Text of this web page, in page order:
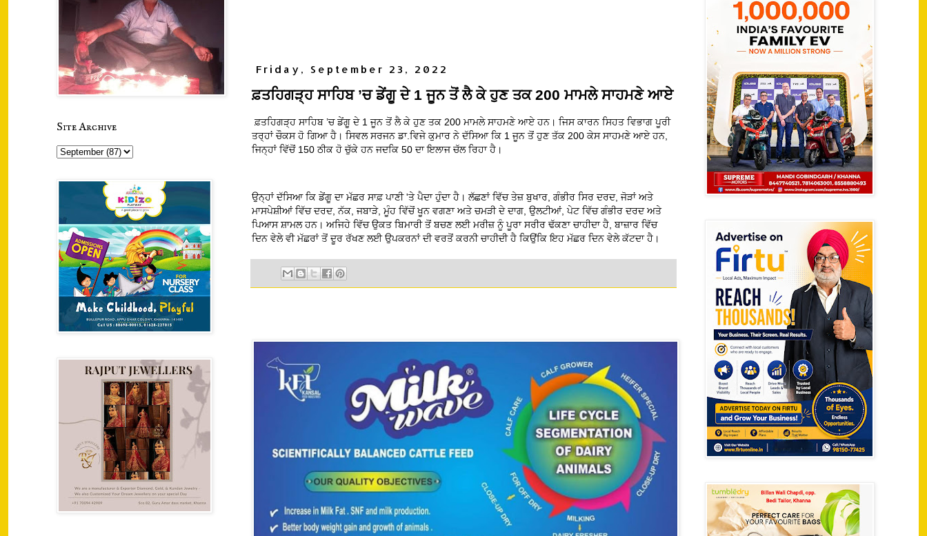
Friday, September 23, 2022
ਫ਼ਤਹਿਗੜ੍ਹ ਸਾਹਿਬ ’ਚ ਡੇਂਗੂ ਦੇ 1 ਜੂਨ ਤੋਂ ਲੈ ਕੇ ਹੁਣ ਤਕ 200 ਮਾਮਲੇ ਸਾਹਮਣੇ ਆਏ
ਫ਼ਤਹਿਗੜ੍ਹ ਸਾਹਿਬ ’ਚ ਡੇਂਗੂ ਦੇ 1 ਜੂਨ ਤੋਂ ਲੈ ਕੇ ਹੁਣ ਤਕ 200 ਮਾਮਲੇ ਸਾਹਮਣੇ ਆਏ ਹਨ। ਜਿਸ ਕਾਰਨ ਸਿਹਤ ਵਿਭਾਗ ਪੂਰੀ
ਤਰ੍ਹਾਂ ਚੌਕਸ ਹੋ ਗਿਆ ਹੈ। ਸਿਵਲ ਸਰਜਨ ਡਾ.ਵਿਜੇ ਕੁਮਾਰ ਨੇ ਦੱਸਿਆ ਕਿ 1 ਜੂਨ ਤੋਂ ਹੁਣ ਤੱਕ 200 ਕੇਸ ਸਾਹਮਣੇ ਆਏ ਹਨ,
ਜਿਨ੍ਹਾਂ ਵਿੱਚੋਂ 150 ਠੀਕ ਹੋ ਚੁੱਕੇ ਹਨ ਜਦਕਿ 50 ਦਾ ਇਲਾਜ ਚੱਲ ਰਿਹਾ ਹੈ।
ਉਨ੍ਹਾਂ ਦੱਸਿਆ ਕਿ ਡੇਂਗੂ ਦਾ ਮੱਛਰ ਸਾਫ਼ ਪਾਣੀ 'ਤੇ ਪੈਦਾ ਹੁੰਦਾ ਹੈ। ਲੱਛਣਾਂ ਵਿੱਚ ਤੇਜ਼ ਬੁਖਾਰ, ਗੰਭੀਰ ਸਿਰ ਦਰਦ, ਜੋੜਾਂ ਅਤੇ
ਮਾਸਪੇਸ਼ੀਆਂ ਵਿੱਚ ਦਰਦ, ਨੱਕ, ਜਬਾੜੇ, ਮੂੰਹ ਵਿੱਚੋਂ ਖੂਨ ਵਗਣਾ ਅਤੇ ਚਮੜੀ ਦੇ ਦਾਗ, ਉਲਟੀਆਂ, ਪੇਟ ਵਿੱਚ ਗੰਭੀਰ ਦਰਦ ਅਤੇ
ਪਿਆਸ ਸ਼ਾਮਲ ਹਨ। ਅਜਿਹੇ ਵਿੱਚ ਉਕਤ ਬਿਮਾਰੀ ਤੋਂ ਬਚਣ ਲਈ ਮਰੀਜ਼ ਨੂੰ ਪੂਰਾ ਸਰੀਰ ਢੱਕਣਾ ਚਾਹੀਦਾ ਹੈ, ਬਾਜ਼ਾਰ ਵਿੱਚ
ਦਿਨ ਵੇਲੇ ਵੀ ਮੱਛਰਾਂ ਤੋਂ ਦੂਰ ਰੱਖਣ ਲਈ ਉਪਕਰਨਾਂ ਦੀ ਵਰਤੋਂ ਕਰਨੀ ਚਾਹੀਦੀ ਹੈ ਕਿਉਂਕਿ ਇਹ ਮੱਛਰ ਦਿਨ ਵੇਲੇ ਕੱਟਦਾ ਹੈ।
Site Archive